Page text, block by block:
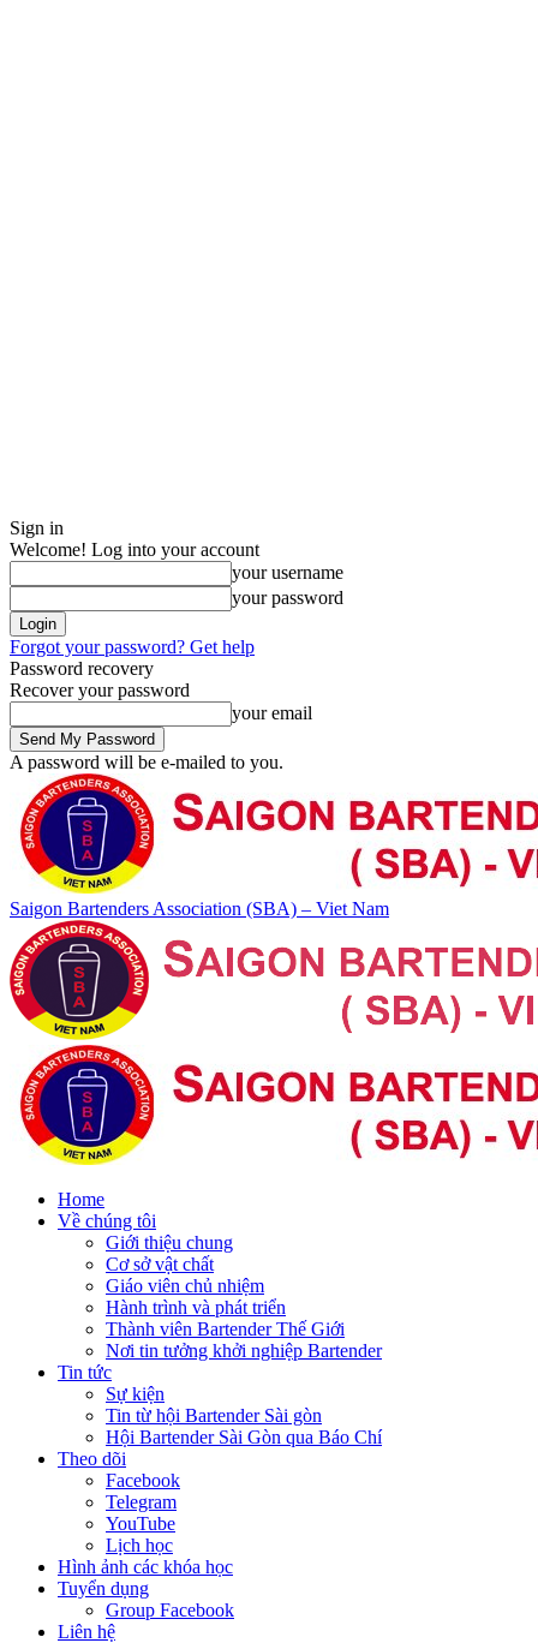
Sign in
Welcome! Log into your account
your username
your password
Forgot your password? Get help
Password recovery
Recover your password
your email
A password will be e-mailed to you.
Saigon Bartenders Association (SBA) – Viet Nam
Home
Về chúng tôi
Giới thiệu chung
Cơ sở vật chất
Giáo viên chủ nhiệm
Hành trình và phát triển
Thành viên Bartender Thế Giới
Nơi tin tưởng khởi nghiệp Bartender
Tin tức
Sự kiện
Tin từ hội Bartender Sài gòn
Hội Bartender Sài Gòn qua Báo Chí
Theo dõi
Facebook
Telegram
YouTube
Lịch học
Hình ảnh các khóa học
Tuyển dụng
Group Facebook
Liên hệ